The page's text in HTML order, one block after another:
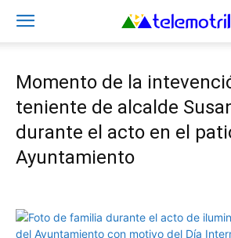
Momento de la
teniente de alcalde
durante el acto en el
Ayuntamiento